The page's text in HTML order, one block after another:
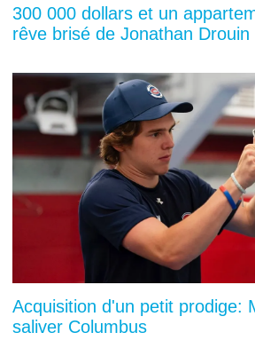
300 000 dollars et un
rêve brisé de Jonathan Drouin
Acquisition d'un petit prodige:
saliver Columbus